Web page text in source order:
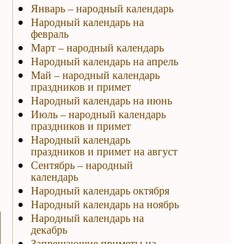
Январь – народный календарь
Народный календарь на
февраль
Март – народный календарь
Народный календарь на апрель
Май – народный календарь
праздников и примет
Народный календарь на июнь
Июль – народный календарь
праздников и примет
Народный календарь
праздников и примет на август
Сентябрь – народный
календарь
Народный календарь октября
Народный календарь на ноябрь
Народный календарь на
декабрь